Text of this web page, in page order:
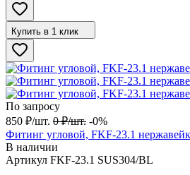
Купить в 1 клик
По запросу
850 ₽/шт. 0 ₽/шт. -0%
Фитинг угловой, FKF-23.1
В наличии
Артикул FKF-23.1 SUS304/BL